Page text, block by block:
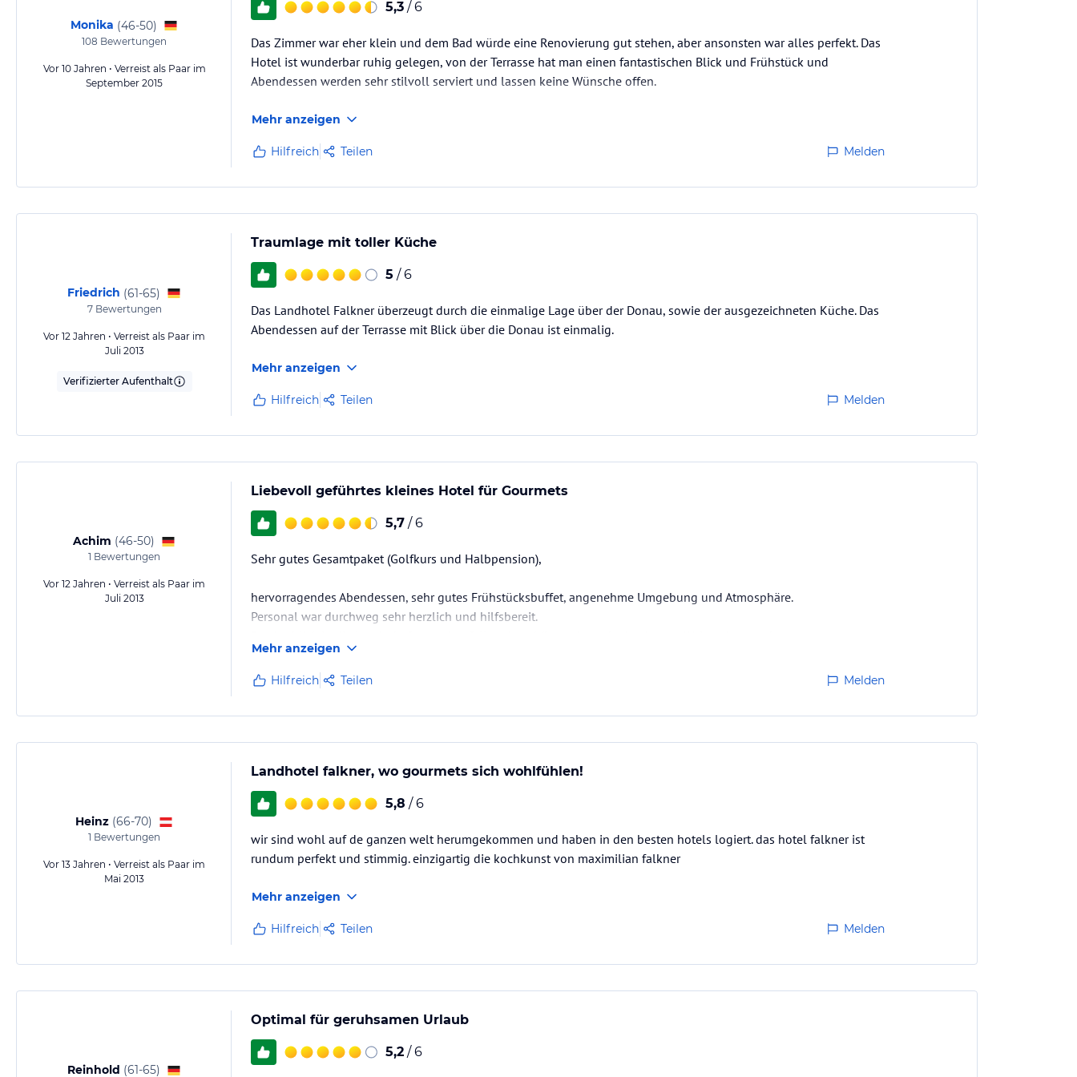
Monika (46-50)
108 Bewertungen
Vor 10 Jahren • Verreist als Paar im
September 2015
5,3 / 6
Das Zimmer war eher klein und dem Bad würde eine Renovierung gut stehen, aber ansonsten war alles perfekt. Das
Hotel ist wunderbar ruhig gelegen, von der Terrasse hat man einen fantastischen Blick und Frühstück und
Abendessen werden sehr stilvoll serviert und lassen keine Wünsche offen.
Mehr anzeigen
Hilfreich Teilen Melden
Friedrich (61-65)
7Bewertungen
Vor 12 Jahren • Verreist als Paar im
Juli 2013
Verifizierter Aufenthalt
Traumlage mit toller Küche
5 / 6
Das Landhotel Falkner überzeugt durch die einmalige Lage über der Donau, sowie der ausgezeichneten Küche. Das
Abendessen auf der Terrasse mit Blick über die Donau ist einmalig.
Mehr anzeigen
Hilfreich Teilen Melden
Achim (46-50)
1 Bewertungen
Vor 12 Jahren • Verreist als Paar im
Juli 2013
Liebevoll geführtes kleines Hotel für Gourmets
5,7 / 6
Sehr gutes Gesamtpaket (Golfkurs und Halbpension),
hervorragendes Abendessen, sehr gutes Frühstücksbuffet, angenehme Umgebung und Atmosphäre.
Personal war durchweg sehr herzlich und hilfsbereit.
Optimierungsmöglichkeit: Zeitfenster für Abendessen etwas flexibler gestalten
Fazit: sehr zu empfehlen und gerne wieder
Mehr anzeigen
Hilfreich Teilen Melden
Heinz (66-70)
1 Bewertungen
Vor 13 Jahren • Verreist als Paar im
Mai 2013
Landhotel falkner, wo gourmets sich wohlfühlen!
5,8 / 6
wir sind wohl auf de ganzen welt herumgekommen und haben in den besten hotels logiert. das hotel falkner ist
rundum perfekt und stimmig. einzigartig die kochkunst von maximilian falkner
Mehr anzeigen
Hilfreich Teilen Melden
Reinhold (61-65)
Optimal für geruhsamen Urlaub
5,2 / 6